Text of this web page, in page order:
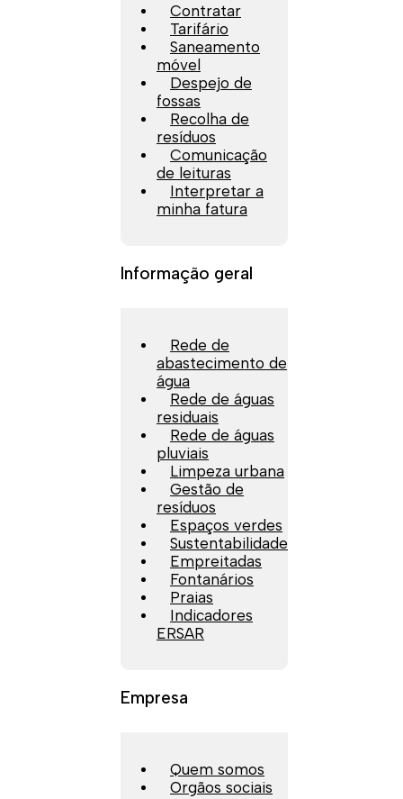
Contratar
Tarifário
Saneamento
móvel
Despejo de
fossas
Recolha de
resíduos
Comunicação
de leituras
Interpretar a
minha fatura
Informação geral
Rede de
abastecimento de
água
Rede de águas
residuais
Rede de águas
pluviais
Limpeza urbana
Gestão de
resíduos
Espaços verdes
Sustentabilidade
Empreitadas
Fontanários
Praias
Indicadores
ERSAR
Empresa
Quem somos
Orgãos sociais